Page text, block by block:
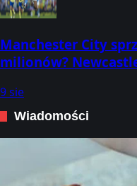
Manchester City
milionów?
9 sie